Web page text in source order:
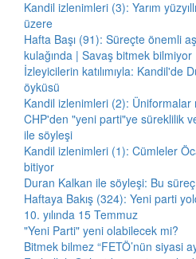
Kandil izlenimleri (3): Yarım
üzere
Hafta Başı (91): Süreçte önemli
kulağında | Savaş bitmek bilmiyor
İzleyicilerin katılımıyla: Kandil'de
öyküsü
Kandil izlenimleri (2): Üniformalar
CHP'den "yeni parti"ye süreklilik
ile söyleşi
Kandil izlenimleri (1): Cümleler
bitiyor
Duran Kalkan ile söyleşi: Bu
Haftaya Bakış (324): Yeni parti
10. yılında 15 Temmuz
"Yeni Parti" yeni olabilecek mi?
Bitmek bilmez “FETÖ’nün siyasi